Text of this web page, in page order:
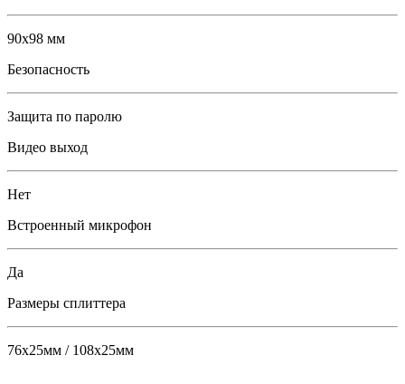
90х98 мм
Безопасность
Защита по паролю
Видео выход
Нет
Встроенный микрофон
Да
Размеры сплиттера
76х25мм / 108х25мм